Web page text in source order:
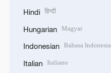
Hindi हिन्दी
Hungarian Magyar
Indonesian Bahasa Indonesia
Italian Italiano